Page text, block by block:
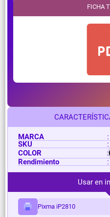
MARCA
SKU
COLOR
:
Rendimiento
Usar en
Pixma iP2810
FICHA